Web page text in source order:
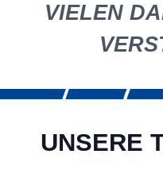
VIELEN
UNSERE